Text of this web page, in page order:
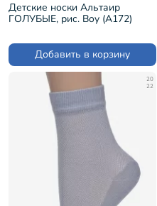
Детские носки Альтаир
ГОЛУБЫЕ, рис. Boy (А172)
Добавить в корзину
20
22